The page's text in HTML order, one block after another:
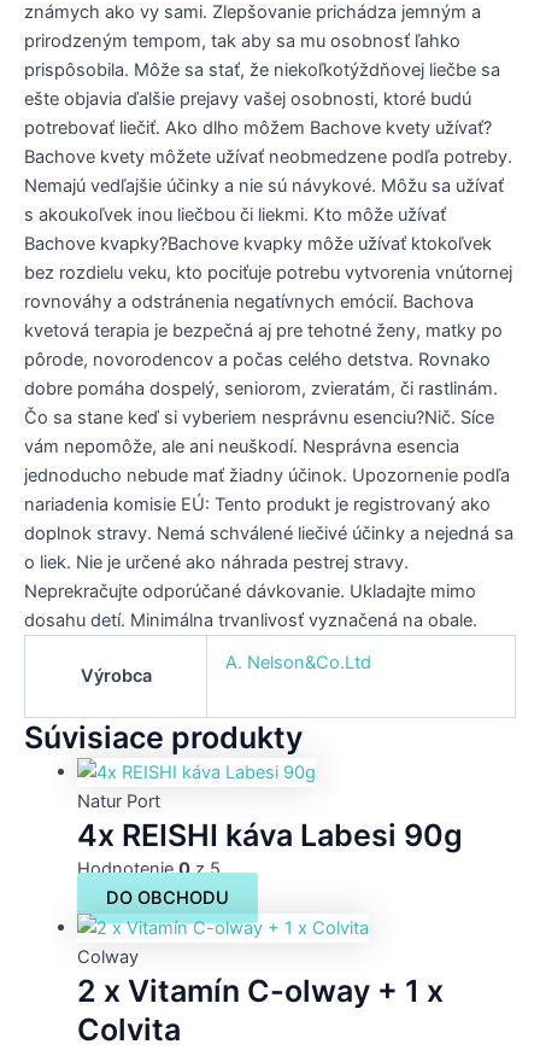
známych ako vy sami. Zlepšovanie prichádza jemným a
prirodzeným tempom, tak aby sa mu osobnosť ľahko
prispôsobila. Môže sa stať, že niekoľkotýždňovej liečbe sa
ešte objavia ďalšie prejavy vašej osobnosti, ktoré budú
potrebovať liečiť. Ako dlho môžem Bachove kvety užívať?
Bachove kvety môžete užívať neobmedzene podľa potreby.
Nemajú vedľajšie účinky a nie sú návykové. Môžu sa užívať
s akoukoľvek inou liečbou či liekmi. Kto môže užívať
Bachove kvapky?Bachove kvapky môže užívať ktokoľvek
bez rozdielu veku, kto pociťuje potrebu vytvorenia vnútornej
rovnováhy a odstránenia negatívnych emócií. Bachova
kvetová terapia je bezpečná aj pre tehotné ženy, matky po
pôrode, novorodencov a počas celého detstva. Rovnako
dobre pomáha dospelý, seniorom, zvieratám, či rastlinám.
Čo sa stane keď si vyberiem nesprávnu esenciu?Nič. Síce
vám nepomôže, ale ani neuškodí. Nesprávna esencia
jednoducho nebude mať žiadny účinok. Upozornenie podľa
nariadenia komisie EÚ: Tento produkt je registrovaný ako
doplnok stravy. Nemá schválené liečivé účinky a nejedná sa
o liek. Nie je určené ako náhrada pestrej stravy.
Neprekračujte odporúčané dávkovanie. Ukladajte mimo
dosahu detí. Minimálna trvanlivosť vyznačená na obale.
Výrobca
A. Nelson&Co.Ltd
Súvisiace produkty
Natur Port
4x REISHI káva Labesi 90g
Hodnotenie0z 5
DO OBCHODU
Colway
2 x Vitamín C-olway + 1 x
Colvita